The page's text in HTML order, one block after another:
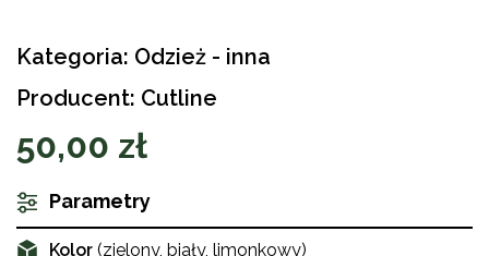
Kategoria: Odzież - inna
Producent: Cutline
50,00 zł
Parametry
Kolor (zielony, biały, limonkowy)